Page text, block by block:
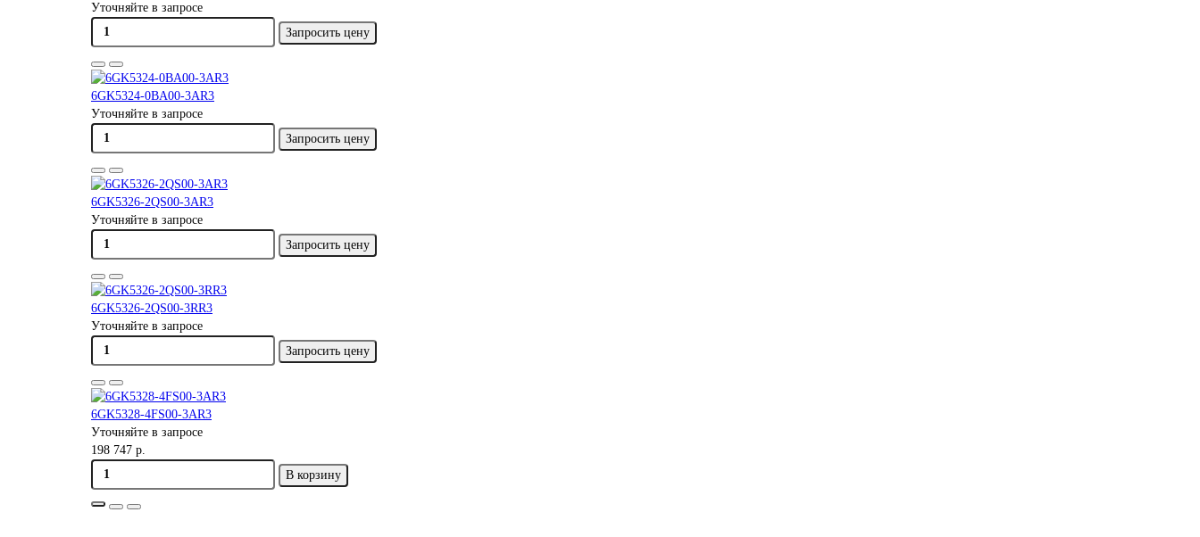
Уточняйте в запросе
Запросить цену
6GK5324-0BA00-3AR3
Уточняйте в запросе
Запросить цену
6GK5326-2QS00-3AR3
Уточняйте в запросе
Запросить цену
6GK5326-2QS00-3RR3
Уточняйте в запросе
Запросить цену
6GK5328-4FS00-3AR3
Уточняйте в запросе
198 747 р.
В корзину